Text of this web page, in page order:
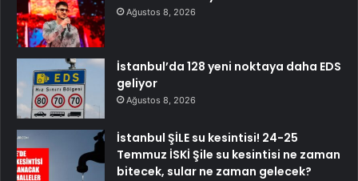
Ağustos 8, 2026
İstanbul’da 128 yeni noktaya daha EDS
geliyor
Ağustos 8, 2026
İstanbul ŞİLE su kesintisi! 24-25
Temmuz İSKİ Şile su kesintisi ne zaman
bitecek, sular ne zaman gelecek?